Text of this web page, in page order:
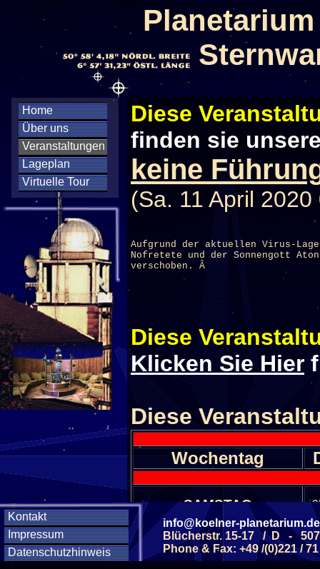
Home
Über uns
Veranstaltungen
Lageplan
Virtuelle Tour
Kontakt
Impressum
Datenschutzhinweis
Diese
finden sie
keine
(Sa. 11 April
Aufgrund der aktuellen Virus-
Nofretete und der Sonnengott
verschoben. Â
Diese
Klicken Sie Hier
Diese
Wochentag
SAMSTAG
SAMSTAG
info@koelner-planetarium.de
Blücherstr. 15-17 / D -
Phone & Fax: +49 /(0)221 /